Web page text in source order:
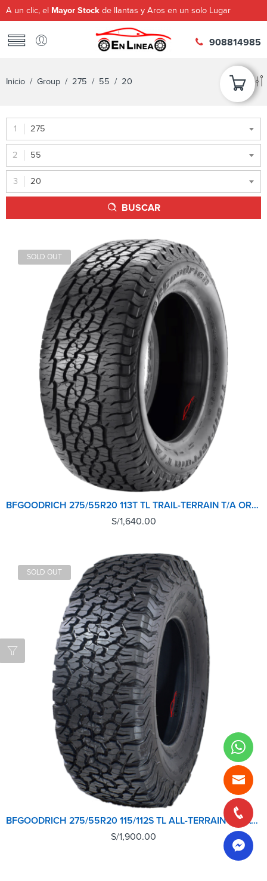
A un clic, el Mayor Stock de llantas y Aros en un solo Lugar
908814985
Inicio / Group / 275 / 55 / 20
275
55
20
BUSCAR
SOLD OUT
BFGOODRICH 275/55R20 113T TL TRAIL-TERRAIN T/A ORWL GO
S/1,640.00
SOLD OUT
BFGOODRICH 275/55R20 115/112S TL ALL-TERRAIN T/A KO2 LRD RBL GO
S/1,900.00